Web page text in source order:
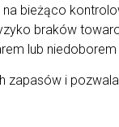
bieżąco
braków
lub
zapasów i